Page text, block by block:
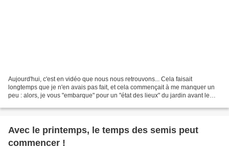
Aujourd'hui, c'est en vidéo que nous nous retrouvons... Cela faisait
longtemps que je n'en avais pas fait, et cela commençait à me manquer un
peu : alors, je vous "embarque" pour un "état des lieux" du jardin avant le
Avec le printemps, le temps des semis peut
commencer !